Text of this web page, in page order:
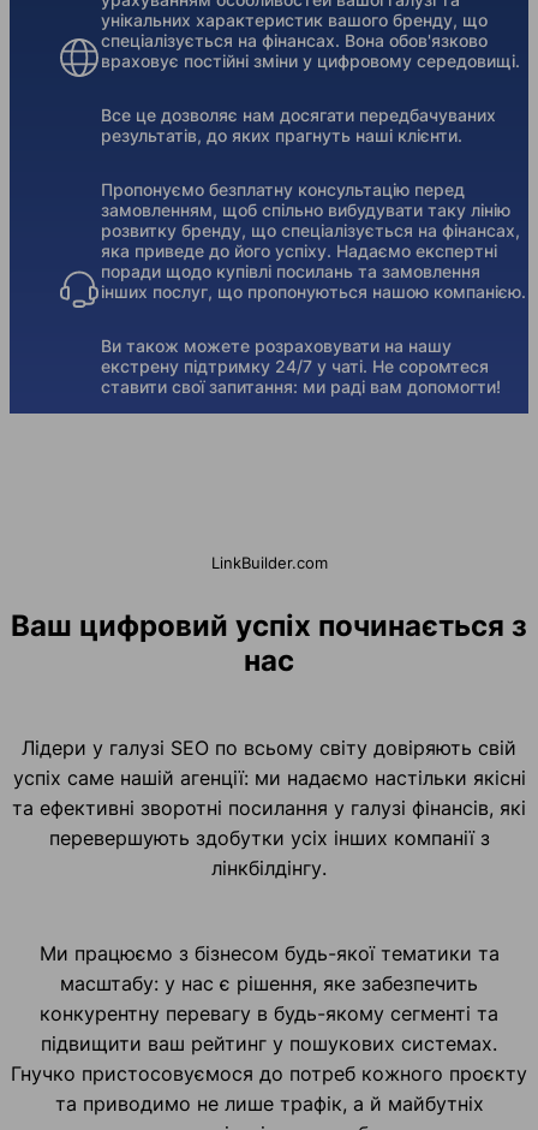
унікальних характеристик вашого бренду, що
спеціалізується на фінансах. Вона обов'язково
враховує постійні зміни у цифровому середовищі.
Все це дозволяє нам досягати передбачуваних
результатів, до яких прагнуть наші клієнти.
Пропонуємо безплатну консультацію перед
замовленням, щоб спільно вибудувати таку лінію
розвитку бренду, що спеціалізується на фінансах,
яка приведе до його успіху. Надаємо експертні
поради щодо купівлі посилань та замовлення
інших послуг, що пропонуються нашою компанією.
Ви також можете розраховувати на нашу
екстрену підтримку 24/7 у чаті. Не соромтеся
ставити свої запитання: ми раді вам допомогти!
LinkBuilder.com
Ваш цифровий успіх починається з
нас
Лідери у галузі SEO по всьому світу довіряють свій
успіх саме нашій агенції: ми надаємо настільки якісні
та ефективні зворотні посилання у галузі фінансів, які
перевершують здобутки усіх інших компанії з
лінкбілдінгу.
Ми працюємо з бізнесом будь-якої тематики та
масштабу: у нас є рішення, яке забезпечить
конкурентну перевагу в будь-якому сегменті та
підвищити ваш рейтинг у пошукових системах.
Гнучко пристосовуємося до потреб кожного проєкту
та приводимо не лише трафік, а й майбутніх